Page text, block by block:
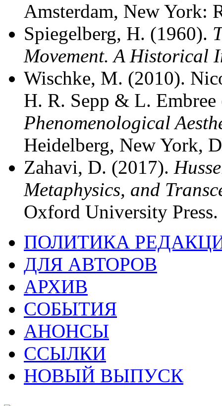
Amsterdam, New York:
Spiegelberg, H. (1960).
Movement. A Historical
Wischke, M. (2010).
H. R. Sepp & L.
Phenomenological
Heidelberg, New York,
Zahavi, D. (2017).
Metaphysics, and
Oxford University Press.
ПОЛИТИКА
ДЛЯ АВТОРОВ
АРХИВ
СОБЫТИЯ
АНОНСЫ
ССЫЛКИ
НОВЫЙ ВЫПУСК